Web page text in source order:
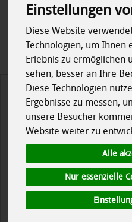
Einstellungen
Diese Website
Technologien, um Ihnen
Erlebnis zu ermöglichen
sehen, besser an Ihre
Diese Technologien
Ergebnisse zu messen,
unsere Besucher
Website weiter zu
Alle
Nur essenzielle